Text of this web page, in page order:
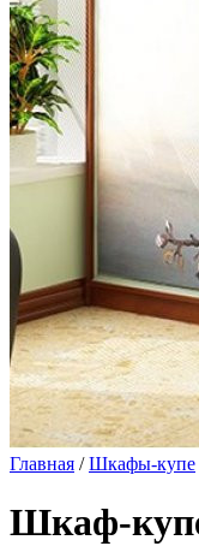
Главная /Шкафы-купе
Шкаф-